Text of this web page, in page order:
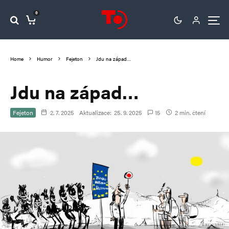
0
Home Humor Fejeton Jdu na západ…
Jdu na západ…
Fejeton 2. 7. 2025 Aktualizace: 25. 9. 2025 15 2 min. čtení